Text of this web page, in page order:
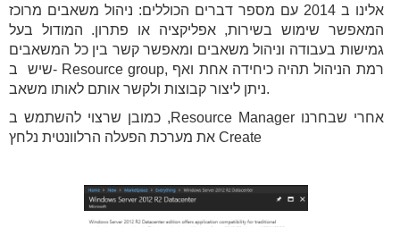
אלינו ב 2014 עם מספר דברים הכוללים: ניהול משאבים מרוכז
המאפשר שימוש בשירות, אפליקציה או פתרון. המודול בעל
גמישות בעבודה וניהול משאבים ומאפשר קשר בין כל המשאבים
שיש ב- Resource group, רמת הניהול תהיה כיחידה אחת ואף
ניתן ליצור קבוצות ולקשר אותם לאותו משאב.
כמובן שרצוי להשתמש ב ,Resource Manager אחרי שבחרנו
את מערכת הפעלה הרלוונטית נלחץ Create